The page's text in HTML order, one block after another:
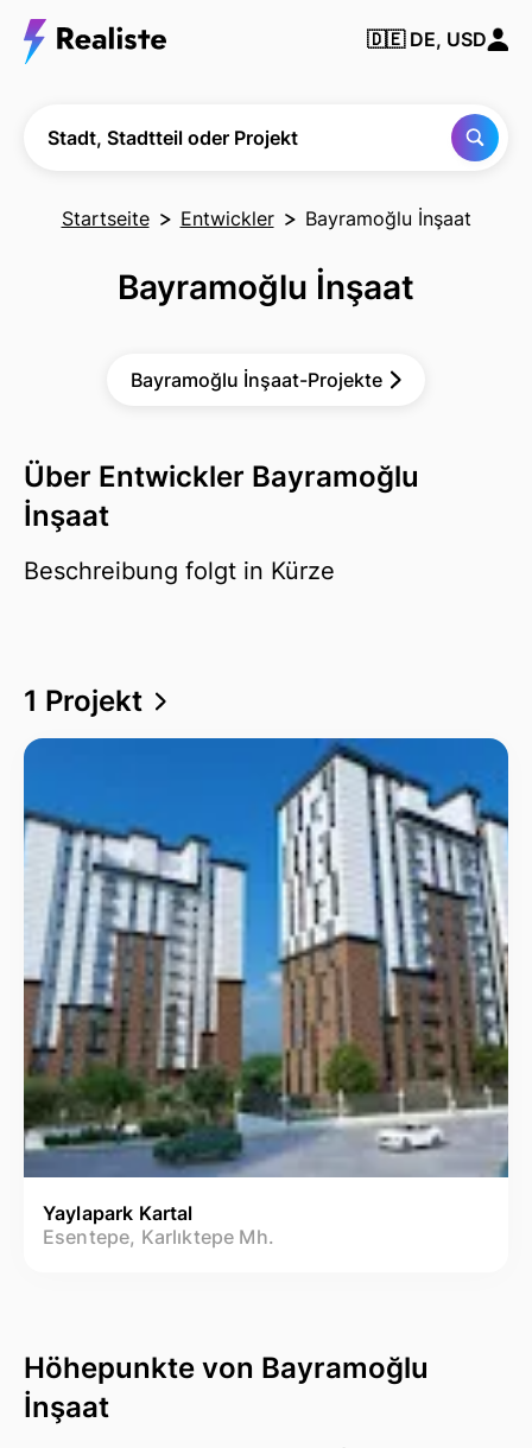
Finden Sie
jede Stadt,
🇩🇪 DE, USD
Stadt, Stadtteil oder Projekt
Startseite Entwickler Bayramoğlu İnşaat
Bayramoğlu İnşaat
Bayramoğlu İnşaat-Projekte
Über Entwickler Bayramoğlu
İnşaat
Beschreibung folgt in Kürze
1 Projekt
Yaylapark Kartal
Esentepe, Karlıktepe Mh.
Höhepunkte von Bayramoğlu
İnşaat